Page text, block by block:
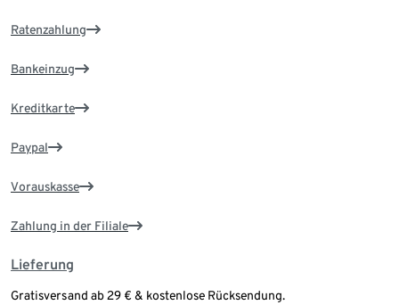
Ratenzahlung
Bankeinzug
Kreditkarte
Paypal
Vorauskasse
Zahlung in der Filiale
Lieferung
Gratisversand ab 29 € & kostenlose Rücksendung.